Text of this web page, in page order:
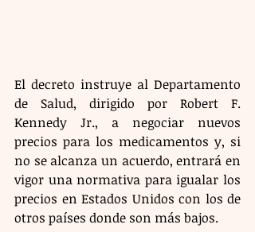
El decreto instruye al Departamento
de Salud, dirigido por Robert F.
Kennedy Jr., a negociar nuevos
precios para los medicamentos y, si
no se alcanza un acuerdo, entrará en
vigor una normativa para igualar los
precios en Estados Unidos con los de
otros países donde son más bajos.